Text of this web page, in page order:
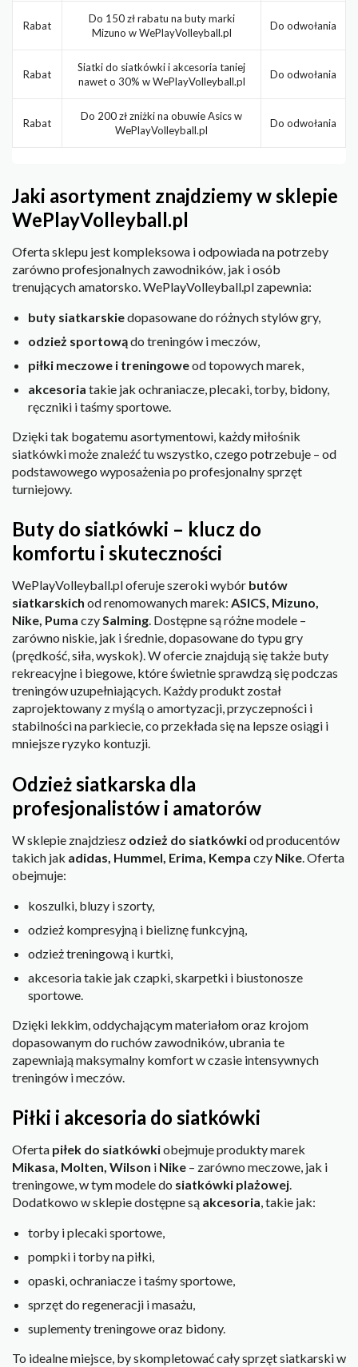
Rabat
Do 150 zł rabatu na buty marki
Mizuno w WePlayVolleyball.pl
Do odwołania
Rabat
Siatki do siatkówki i akcesoria taniej
nawet o 30% w WePlayVolleyball.pl
Do odwołania
Rabat
Do 200 zł zniżki na obuwie Asics w
WePlayVolleyball.pl
Do odwołania
Jaki asortyment znajdziemy w sklepie
WePlayVolleyball.pl
Oferta sklepu jest kompleksowa i odpowiada na potrzeby
zarówno profesjonalnych zawodników, jak i osób
trenujących amatorsko. WePlayVolleyball.pl zapewnia:
buty siatkarskiedopasowane do różnych stylów gry,
odzież sportowądo treningów i meczów,
piłki meczowe i treningoweod topowych marek,
akcesoria takie jak ochraniacze, plecaki, torby, bidony,
ręczniki i taśmy sportowe.
Dzięki tak bogatemu asortymentowi, każdy miłośnik
siatkówki może znaleźć tu wszystko, czego potrzebuje – od
podstawowego wyposażenia po profesjonalny sprzęt
turniejowy.
Buty do siatkówki – klucz do
komfortu i skuteczności
WePlayVolleyball.pl oferuje szeroki wybór butów
siatkarskich od renomowanych marek: ASICS, Mizuno,
Nike, Puma czySalming. Dostępne są różne modele –
zarówno niskie, jak i średnie, dopasowane do typu gry
(prędkość, siła, wyskok). W ofercie znajdują się także buty
rekreacyjne i biegowe, które świetnie sprawdzą się podczas
treningów uzupełniających. Każdy produkt został
zaprojektowany z myślą o amortyzacji, przyczepności i
stabilności na parkiecie, co przekłada się na lepsze osiągi i
mniejsze ryzyko kontuzji.
Odzież siatkarska dla
profesjonalistów i amatorów
W sklepie znajdziesz odzież do siatkówkiod producentów
takich jak adidas, Hummel, Erima, Kempa czy Nike . Oferta
obejmuje:
koszulki, bluzy i szorty,
odzież kompresyjną i bieliznę funkcyjną,
odzież treningową i kurtki,
akcesoria takie jak czapki, skarpetki i biustonosze
sportowe.
Dzięki lekkim, oddychającym materiałom oraz krojom
dopasowanym do ruchów zawodników, ubrania te
zapewniają maksymalny komfort w czasie intensywnych
treningów i meczów.
Piłki i akcesoria do siatkówki
Oferta piłek do siatkówkiobejmuje produkty marek
Mikasa, Molten, Wilson i Nike – zarówno meczowe, jak i
treningowe, w tym modele do siatkówki plażowej.
Dodatkowo w sklepie dostępne są akcesoria, takie jak:
torby i plecaki sportowe,
pompki i torby na piłki,
opaski, ochraniacze i taśmy sportowe,
sprzęt do regeneracji i masażu,
suplementy treningowe oraz bidony.
To idealne miejsce, by skompletować cały sprzęt siatkarski w